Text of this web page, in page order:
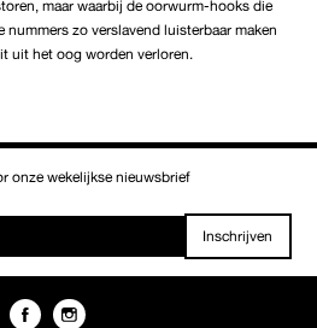
maar waarbij de oorwurm-hooks die
nummers zo verslavend luisterbaar maken
uit het oog worden verloren.
onze wekelijkse nieuwsbrief
Inschrijven